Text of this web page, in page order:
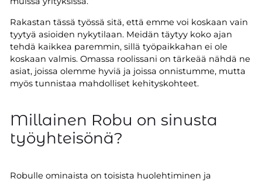
Rakastan tässä työssä sitä, että emme voi koskaan vain
tyytyä asioiden nykytilaan. Meidän täytyy koko ajan
tehdä kaikkea paremmin, sillä työpaikkahan ei ole
koskaan valmis. Omassa roolissani on tärkeää nähdä ne
asiat, joissa olemme hyviä ja joissa onnistumme, mutta
myös tunnistaa mahdolliset kehityskohteet.
Millainen Robu on sinusta
työyhteisönä?
Robulle ominaista on toisista huolehtiminen ja